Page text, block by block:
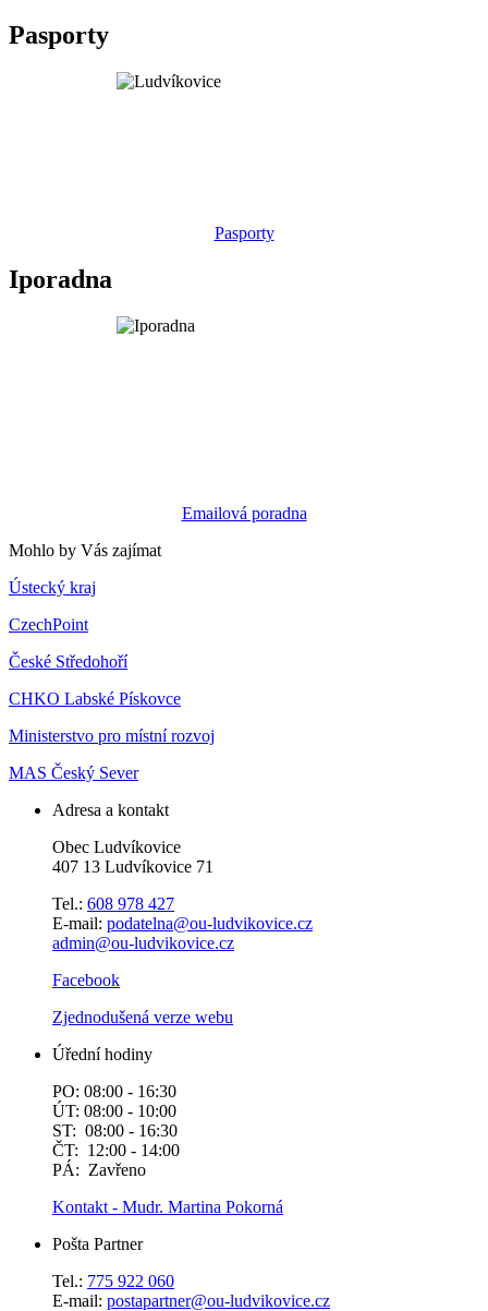
Pasporty
Pasporty
Iporadna
Emailová poradna
Mohlo by Vás zajímat
Ústecký kraj
CzechPoint
České Středohoří
CHKO Labské Pískovce
Ministerstvo pro místní rozvoj
MAS Český Sever
Adresa a kontakt
Obec Ludvíkovice
407 13 Ludvíkovice 71
Tel.: 608 978 427
E-mail: podatelna@ou-ludvikovice.cz
admin@ou-ludvikovice.cz
Facebook
Zjednodušená verze webu
Úřední hodiny
PO: 08:00 - 16:30
ÚT: 08:00 - 10:00
ST: 08:00 - 16:30
ČT: 12:00 - 14:00
PÁ: Zavřeno
Kontakt - Mudr. Martina Pokorná
Pošta Partner
Tel.: 775 922 060
E-mail: postapartner@ou-ludvikovice.cz